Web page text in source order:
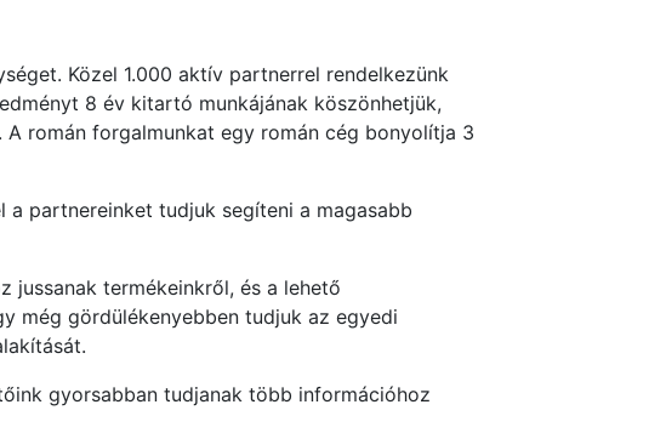
Közel 1.000 aktív partnerrel rendelkezünk
8 év kitartó munkájának köszönhetjük,
román forgalmunkat egy román cég bonyolítja 3
a partnereinket tudjuk segíteni a magasabb
termékeinkről, és a lehető
még gördülékenyebben tudjuk az egyedi
gyorsabban tudjanak több információhoz